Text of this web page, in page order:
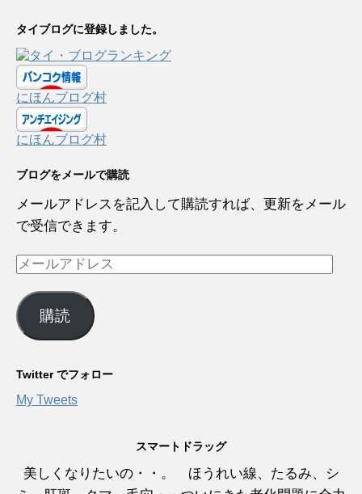
タイブログに登録しました。
にほんブログ村
にほんブログ村
ブログをメールで購読
メールアドレスを記入して購読すれば、更新をメール
で受信できます。
メ
ル
ア
レ
ス
購読
Twitter でフォロー
My Tweets
スマートドラッグ
美しくなりたいの・・。 ほうれい線、たるみ、シ